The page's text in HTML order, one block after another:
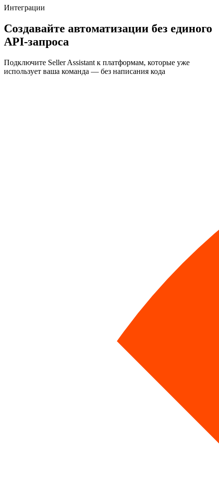
Интеграции
Создавайте автоматизации без единого
API-запроса
Подключите Seller Assistant к платформам, которые уже
использует ваша команда — без написания кода